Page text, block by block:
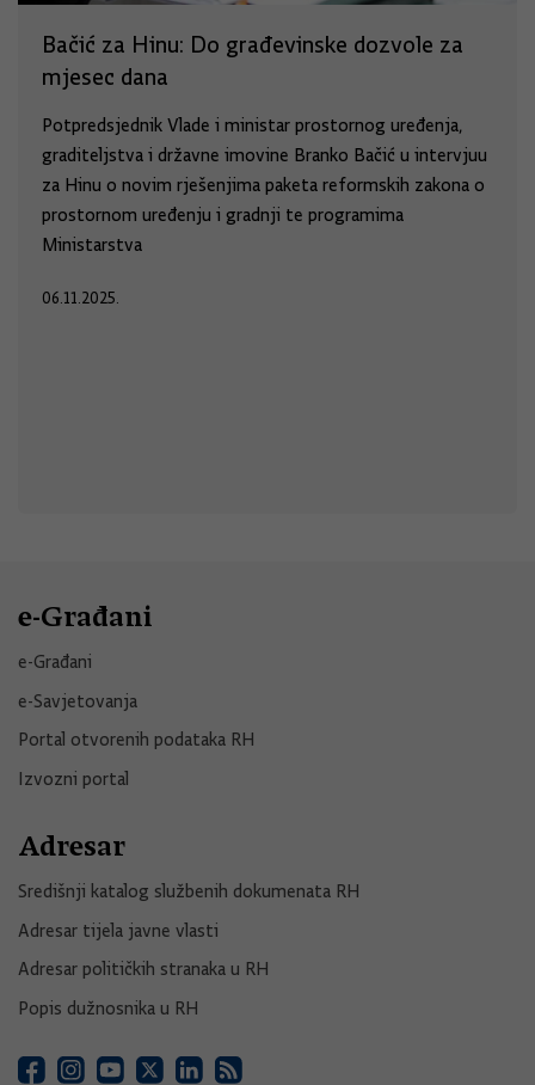
Bačić za Hinu: Do građevinske dozvole za
mjesec dana
Potpredsjednik Vlade i ministar prostornog uređenja,
graditeljstva i državne imovine Branko Bačić u intervjuu
za Hinu o novim rješenjima paketa reformskih zakona o
prostornom uređenju i gradnji te programima
Ministarstva
06.11.2025.
e-Građani
e-Građani
e-Savjetovanja
Portal otvorenih podataka RH
Izvozni portal
Adresar
Središnji katalog službenih dokumenata RH
Adresar tijela javne vlasti
Adresar političkih stranaka u RH
Popis dužnosnika u RH